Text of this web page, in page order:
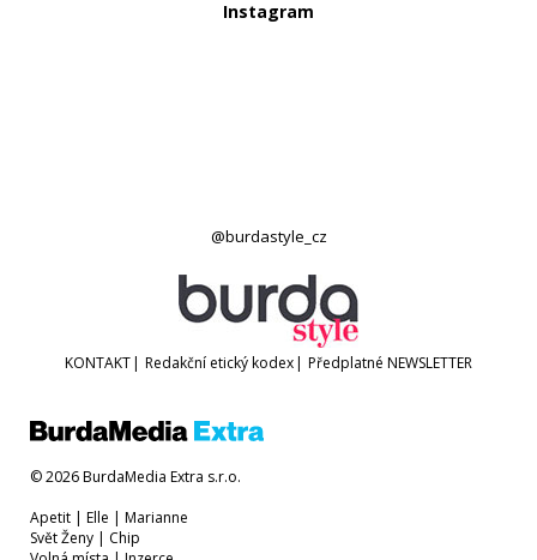
Instagram
@burdastyle_cz
KONTAKT| Redakční etický kodex| Předplatné NEWSLETTER
© 2026 BurdaMedia Extra s.r.o.
Apetit | Elle | Marianne
Svět Ženy | Chip